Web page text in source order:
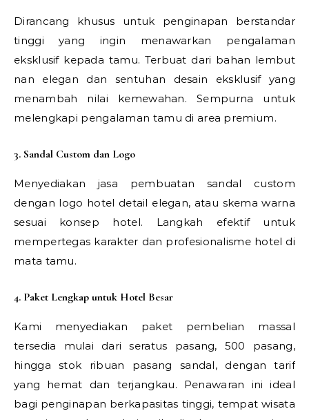
Dirancang khusus untuk penginapan berstandar
tinggi yang ingin menawarkan pengalaman
eksklusif kepada tamu. Terbuat dari bahan lembut
nan elegan dan sentuhan desain eksklusif yang
menambah nilai kemewahan. Sempurna untuk
melengkapi pengalaman tamu di area premium.
3. Sandal Custom dan Logo
Menyediakan jasa pembuatan sandal custom
dengan logo hotel detail elegan, atau skema warna
sesuai konsep hotel. Langkah efektif untuk
mempertegas karakter dan profesionalisme hotel di
mata tamu.
4. Paket Lengkap untuk Hotel Besar
Kami menyediakan paket pembelian massal
tersedia mulai dari seratus pasang, 500 pasang,
hingga stok ribuan pasang sandal, dengan tarif
yang hemat dan terjangkau. Penawaran ini ideal
bagi penginapan berkapasitas tinggi, tempat wisata